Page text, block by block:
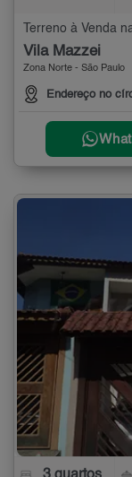
Terreno à Venda
Vila Mazzei
Zona Norte - São Paulo
Endereço no